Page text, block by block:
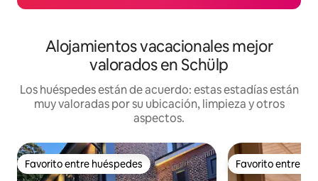
Alojamientos vacacionales mejor
valorados en Schülp
Los huéspedes están de acuerdo: estas estadías están
muy valoradas por su ubicación, limpieza y otros
aspectos.
Favorito entre huéspedes
Favorito entre huéspedes Favorito entre
Favorito entre